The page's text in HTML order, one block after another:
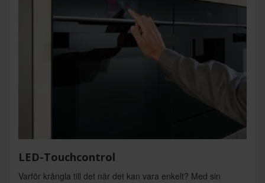
LED-Touchcontrol
Varför krångla till det när det kan vara enkelt? Med sin